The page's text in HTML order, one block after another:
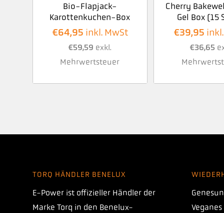
Bio-Flapjack-
Karottenkuchen-Box
€64,95 inkl. MwSt
€59,59 exkl.
Mehrwertsteuer
Cherry
Gel Box (15
€39,95
€36,65
TORQ HÄNDLER BENELUX
E-Power ist offizieller Händler der
Marke Torq in den Benelux-